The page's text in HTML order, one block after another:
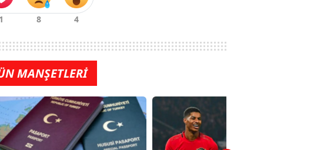
MANŞETLERİ